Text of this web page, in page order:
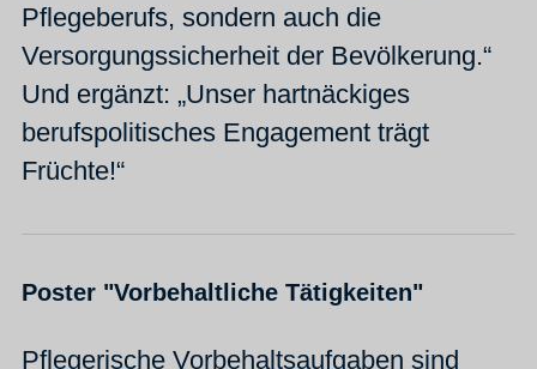
Pflegeberufs, sondern auch die
Versorgungssicherheit der Bevölkerung.“
Und ergänzt: „Unser hartnäckiges
berufspolitisches Engagement trägt
Früchte!“
Poster "Vorbehaltliche Tätigkeiten"
Pflegerische Vorbehaltsaufgaben sind